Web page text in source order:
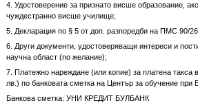
4. Удостоверение за признато висше образование,
чуждестранно висше училище;
5. Декларация по § 5 от доп. разпоредби на ПМС 90/
6. Други документи, удостоверяващи интереси и
научна област (по желание);
7. Платежно нареждане (или копие) за платена такса
лв.) по банковата сметка на Център за обучение при
Банкова сметка: УНИ КРЕДИТ БУЛБАНК